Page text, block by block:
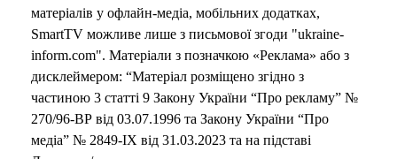
матеріалів у офлайн-медіа, мобільних додатках,
SmartTV можливе лише з письмової згоди "ukraine-
inform.com". Матеріали з позначкою «Реклама» або з
дисклеймером: “Матеріал розміщено згідно з
частиною 3 статті 9 Закону України “Про рекламу” №
270/96-ВР від 03.07.1996 та Закону України “Про
медіа” № 2849-IX від 31.03.2023 та на підставі